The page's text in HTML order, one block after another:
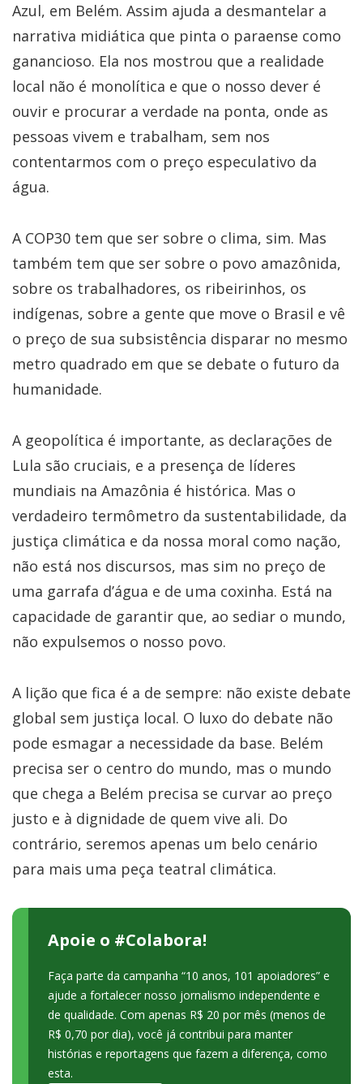
Azul, em Belém. Assim ajuda a desmantelar a
narrativa midiática que pinta o paraense como
ganancioso. Ela nos mostrou que a realidade
local não é monolítica e que o nosso dever é
ouvir e procurar a verdade na ponta, onde as
pessoas vivem e trabalham, sem nos
contentarmos com o preço especulativo da
água.
A COP30 tem que ser sobre o clima, sim. Mas
também tem que ser sobre o povo amazônida,
sobre os trabalhadores, os ribeirinhos, os
indígenas, sobre a gente que move o Brasil e vê
o preço de sua subsistência disparar no mesmo
metro quadrado em que se debate o futuro da
humanidade.
A geopolítica é importante, as declarações de
Lula são cruciais, e a presença de líderes
mundiais na Amazônia é histórica. Mas o
verdadeiro termômetro da sustentabilidade, da
justiça climática e da nossa moral como nação,
não está nos discursos, mas sim no preço de
uma garrafa d’água e de uma coxinha. Está na
capacidade de garantir que, ao sediar o mundo,
não expulsemos o nosso povo.
A lição que fica é a de sempre: não existe debate
global sem justiça local. O luxo do debate não
pode esmagar a necessidade da base. Belém
precisa ser o centro do mundo, mas o mundo
que chega a Belém precisa se curvar ao preço
justo e à dignidade de quem vive ali. Do
contrário, seremos apenas um belo cenário
para mais uma peça teatral climática.
Apoie o #Colabora!
Faça parte da campanha “10 anos, 101 apoiadores” e
ajude a fortalecer nosso jornalismo independente e
de qualidade. Com apenas R$ 20 por mês (menos de
R$ 0,70 por dia), você já contribui para manter
histórias e reportagens que fazem a diferença, como
esta.